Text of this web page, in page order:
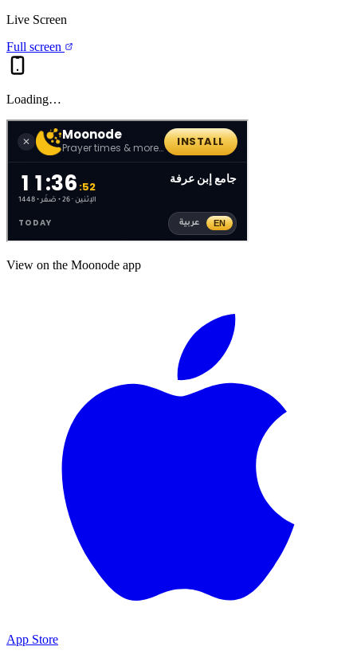
Live Screen
Full screen
Loading…
View on the Moonode app
App Store